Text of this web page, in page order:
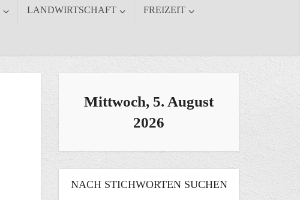
LANDWIRTSCHAFT FREIZEIT
Mittwoch, 5. August
2026
NACH STICHWORTEN SUCHEN